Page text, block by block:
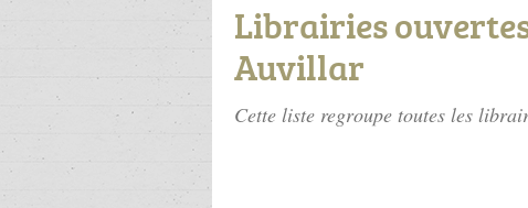
Librairies
Auvillar
Cette liste regroupe toutes les